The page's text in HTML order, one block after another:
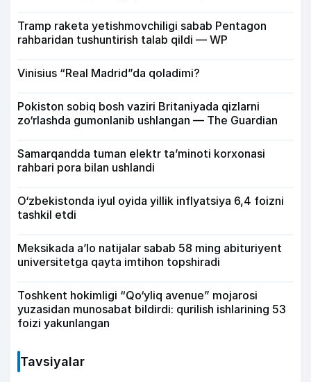
Tramp raketa yetishmovchiligi sabab Pentagon
rahbaridan tushuntirish talab qildi — WP
Vinisius “Real Madrid”da qoladimi?
Pokiston sobiq bosh vaziri Britaniyada qizlarni
zo‘rlashda gumonlanib ushlangan — The Guardian
Samarqandda tuman elektr ta’minoti korxonasi
rahbari pora bilan ushlandi
O‘zbekistonda iyul oyida yillik inflyatsiya 6,4 foizni
tashkil etdi
Meksikada a’lo natijalar sabab 58 ming abituriyent
universitetga qayta imtihon topshiradi
Toshkent hokimligi “Qo‘yliq avenue” mojarosi
yuzasidan munosabat bildirdi: qurilish ishlarining 53
foizi yakunlangan
Tavsiyalar